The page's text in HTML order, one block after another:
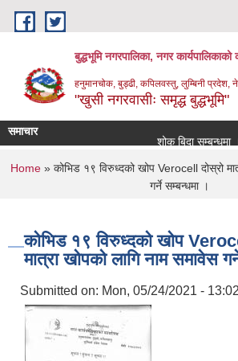
Skip to main content
बुद्धभूमि नगरपालिका, नगर कार्यपालिकाको
हनुमानचोक, बुड्ढी, कपिलवस्तु, लुम्बिनी प्रदेश,
"खुसी नगरवासीः समृद्ध बुद्धभूमि"
समाचार
शोक बिदा सम्बन्धमा ।
You are here
Home » कोभिड १९ विरुध्दको खोप Verocell दोस्रो
गर्ने सम्बन्धमा ।
कोभिड १९ विरुध्दको खोप
मात्रा खोपको लागि नाम समावेस
Submitted on: Mon, 05/24/2021 - 13:02